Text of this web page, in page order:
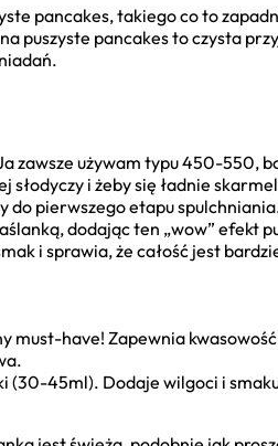
pancakes, takiego co to
puszyste pancakes to czysta
zawsze używam typu 450-550,
i żeby się ładnie
do pierwszego etapu
dodając ten „wow” efekt
i sprawia, że całość jest
must-have! Zapewnia
(30-45ml). Dodaje wilgoci i